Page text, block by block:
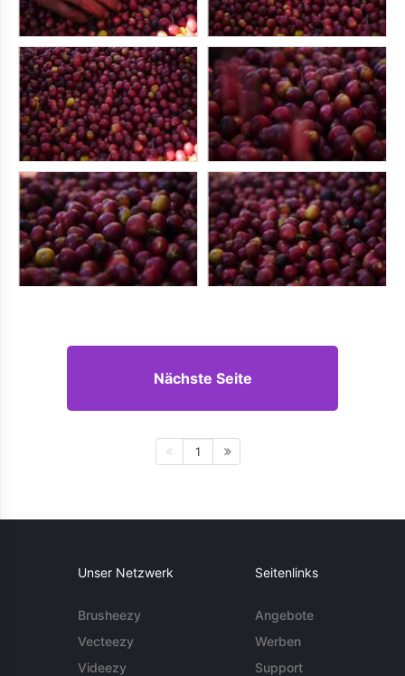
Nächste Seite
1
Unser Netzwerk
Brusheezy
Vecteezy
Videezy
Seitenlinks
Angebote
Werben
Support